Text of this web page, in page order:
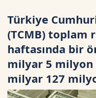
Türkiye
(TCMB) toplam
haftasında bir
milyar 5 milyon
milyar 127